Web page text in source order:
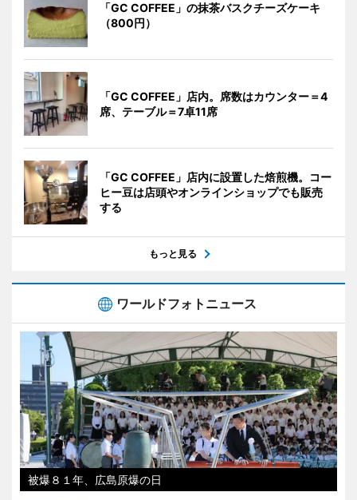
「GC COFFEE」の抹茶バスクチーズケーキ
（800円）
「GC COFFEE」店内。席数はカウンター＝4
席、テーブル＝7卓11席
「GC COFFEE」店内に設置した焙煎機。コー
ヒー豆は店頭やオンラインショップでも販売
する
もっと見る
ワールドフォトニュース
被爆８１年、広島原爆の日